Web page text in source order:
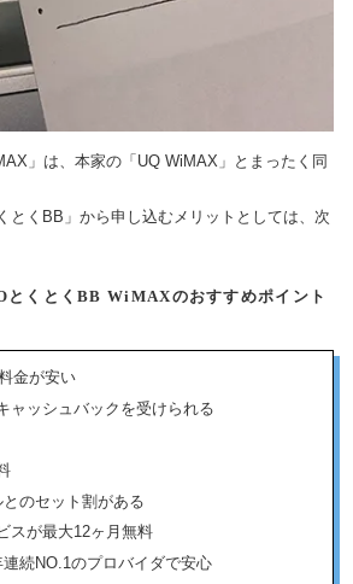
」は、本家の「UQ WiMAX」とまったく同
とくBB」から申し込むメリットとしては、次
とくとくBB WiMAXのおすすめポイント
金が安い
ャッシュバックを受けられる
のセット割がある
スが最大12ヶ月無料
続NO.1のプロバイダで安心